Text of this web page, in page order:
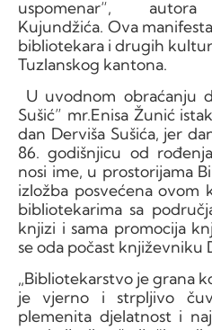
uspomenar“, autora
Kujundžića. Ova
bibliotekara i drugih
Tuzlanskog kantona.
U uvodnom obraćanju
Sušić” mr.Enisa Žunić
dan Derviša Sušića, jer
86. godišnjicu od
nosi ime, u prostorijama
izložba posvećena ovom
bibliotekarima sa
knjizi i sama promocija
se oda počast književniku
„Bibliotekarstvo je grana
je vjerno i strpljivo
plemenita djelatnost i